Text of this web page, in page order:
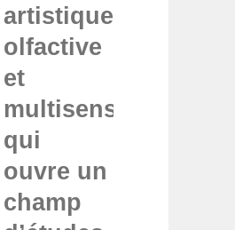
artistique,
olfactive
et
multisensorielle
qui
ouvre un
champ